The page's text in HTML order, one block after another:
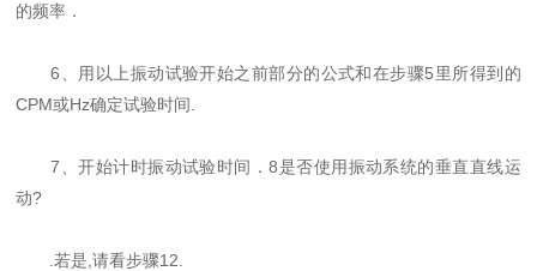
的频率．
6 、用以上振动试验开始之前部分的公式和在步骤5里所得到的
CPM或Hz确定试验时间
7 、开始计时振动试验时间．8是否使用振动系统的垂直直线运
动?
.若是 ,请看步骤12.